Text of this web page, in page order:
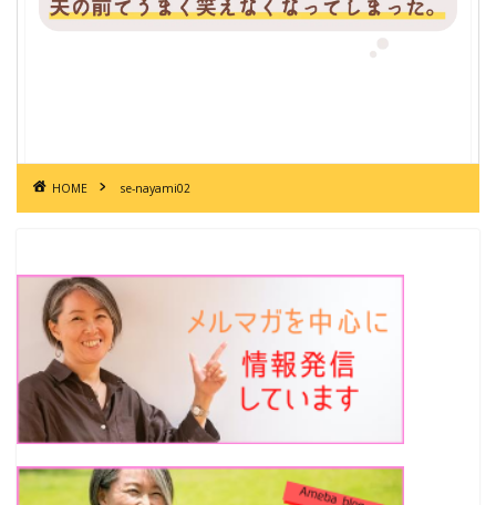
HOME se-nayami02